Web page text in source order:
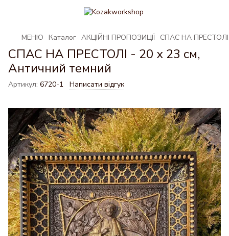
МЕНЮ Каталог АКЦІЙНІ ПРОПОЗИЦІЇ СПАС НА ПРЕСТОЛІ
СПАС НА ПРЕСТОЛІ - 20 х 23 см,
Античний темний
Артикул: 6720-1 Написати відгук